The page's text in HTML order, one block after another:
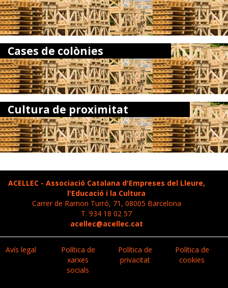
Cases de colònies
Cultura de proximitat
ACELLEC - Associació Catalana d'Empreses del Lleure,
l'Educació i la Cultura
Carrer de Ramon Turró, 71, 08005 Barcelona
T. 934 18 02 57
acellec@acellec.cat
Avís legal
Política de
xarxes
socials
Política de
privacitat
Política de
cookies